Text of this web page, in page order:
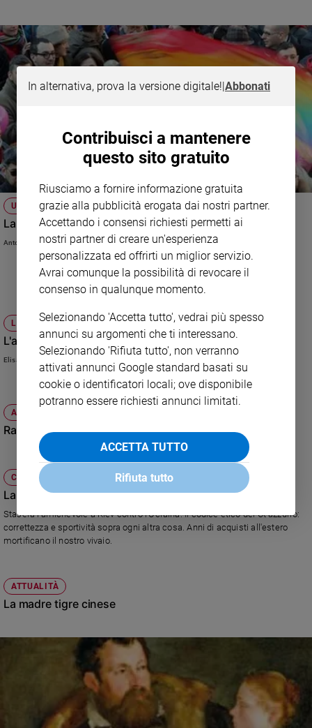
giovani
Adolescenza
Bioetica
Foto
Video
Podcast
Policy
siamo
Pubblicità
Registrati
Redazione
disposizione.
UNIONI CIVILI
La disciplina di partito e la libertà di coscienza
Antonio Sciortino
LE REGOLE DEL GIOCO
L'articolo "nascosto"
Elisa Chiari
ATTUALITÀ
Ragazzi che non imparano la matematica
CULTURA E SPETTACOLI
La "formazione" di Prandelli
Stasera l'amichevole a Kiev contro l'Ucraina. Il codice etico del Ct azzurro:
correttezza e sportività sopra ogni altra cosa. Anni di acquisti all'estero
mortificano il nostro vivaio.
ATTUALITÀ
La madre tigre cinese
In alternativa, prova la versione digitale!|Abbonati
Contribuisci a mantenere
questo sito gratuito
Riusciamo a fornire informazione gratuita
grazie alla pubblicità erogata dai nostri partner.
Accettando i consensi richiesti permetti ai
nostri partner di creare un'esperienza
personalizzata ed offrirti un miglior servizio.
Avrai comunque la possibilità di revocare il
consenso in qualunque momento.
Selezionando 'Accetta tutto', vedrai più spesso
annunci su argomenti che ti interessano.
Selezionando 'Rifiuta tutto', non verranno
attivati annunci Google standard basati su
cookie o identificatori locali; ove disponibile
potranno essere richiesti annunci limitati.
ACCETTA TUTTO
Rifiuta tutto